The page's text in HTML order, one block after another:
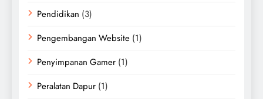
Pendidikan (3)
Pengembangan Website (1)
Penyimpanan Gamer (1)
Peralatan Dapur (1)